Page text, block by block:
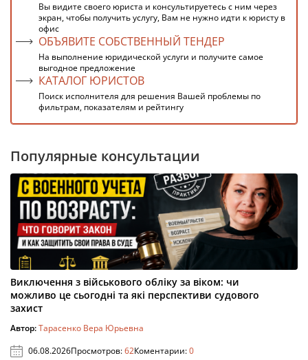
Вы видите своего юриста и консультируетесь с ним через
экран, чтобы получить услугу, Вам не нужно идти к юристу в
офис
ОБЪЯВИТЕ СОБСТВЕННЫЙ ТЕНДЕР
На выполнение юридической услуги и получите самое
выгодное предложение
КАТАЛОГ ЮРИСТОВ
Поиск исполнителя для решения Вашей проблемы по
фильтрам, показателям и рейтингу
Популярные консультации
Виключення з військового обліку за віком: чи
можливо це сьогодні та які перспективи судового
захист
Автор:Тарасенко Вера Юрьевна
06.08.2026Просмотров:62Коментарии:0